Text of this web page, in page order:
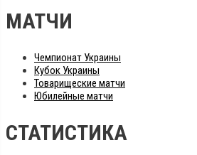
МАТЧИ
Чемпионат Украины
Кубок Украины
Товарищеские матчи
Юбилейные матчи
СТАТИСТИКА